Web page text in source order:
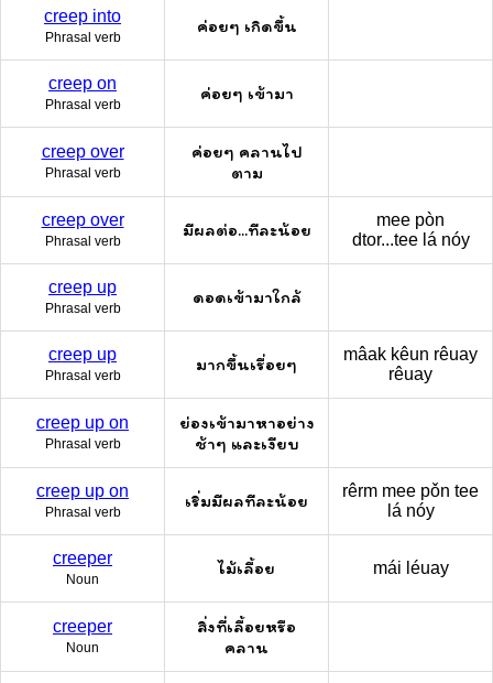
creep into
Phrasal verb
ค่อยๆ เกิดขึ้น
creep on
Phrasal verb
ค่อยๆ เข้ามา
creep over
Phrasal verb
ค่อยๆ คลานไป
ตาม
creep over
Phrasal verb
มีผลต่อ...ทีละน้อย
mee pòn
dtor...tee lá nóy
creep up
Phrasal verb
ดอดเข้ามาใกล้
creep up
Phrasal verb
มากขึ้นเรื่อยๆ
mâak kêun rêuay
rêuay
creep up on
Phrasal verb
ย่องเข้ามาหาอย่าง
ช้าๆ และเงียบ
creep up on
Phrasal verb
เริ่มมีผลทีละน้อย
rêrm mee pǒn tee
lá nóy
creeper
Noun
ไม้เลื้อย mái léuay
creeper
Noun
สิ่งที่เลื้อยหรือ
คลาน